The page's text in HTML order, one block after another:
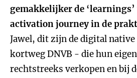
gemakkelijker de
activation journey in de
Jawel, dit zijn de digital
kortweg DNVB - die hun
rechtstreeks verkopen en bij